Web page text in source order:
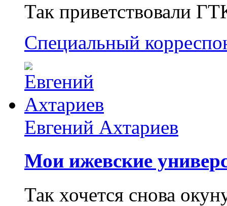
Так приветствовали
Специальный
Евгений Ахтариев
Мои ижевские
Так хочется снова